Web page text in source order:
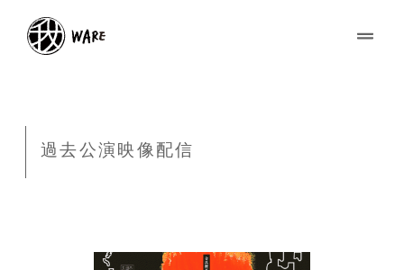
過去公演映像配信